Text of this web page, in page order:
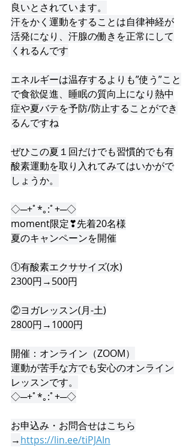
良いとされています。
汗をかく運動をすることは自律神経が
活発になり、汗腺の働きを正常にして
くれるんです
エネルギーは温存するよりも”使う”こと
で食欲促進、睡眠の質向上になり熱中
症や夏バテを予防/防止することができ
るんですね
ぜひこの夏１回だけでも習慣的でも有
酸素運動を取り入れてみてはいかがで
しょうか。
◇─+ﾟ*｡:ﾟ+─◇
moment限定❣先着20名様
夏のキャンペーンを開催
①有酸素エクササイズ(水)
2300円→500円
②ヨガレッスン(月-土)
2800円→1000円
開催：オンライン（ZOOM）
運動が苦手な方でも安心のオンライン
レッスンです。
◇─+ﾟ*｡:ﾟ+─◇
お申込み・お問合せはこちら
→https://lin.ee/tiPJAIn